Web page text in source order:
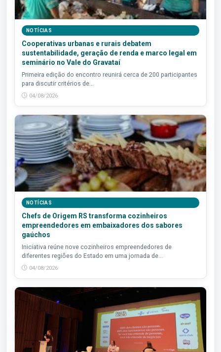
NOTÍCIAS
Cooperativas urbanas e rurais debatem
sustentabilidade, geração de renda e marco legal em
seminário no Vale do Gravataí
Primeira edição do encontro reunirá cerca de 200 participantes
para discutir critérios de...
04/08/2026
NOTÍCIAS
Chefs de Origem RS transforma cozinheiros
empreendedores em embaixadores dos sabores
gaúchos
Iniciativa reúne nove cozinheiros empreendedores de
diferentes regiões do Estado em uma jornada de...
04/08/2026